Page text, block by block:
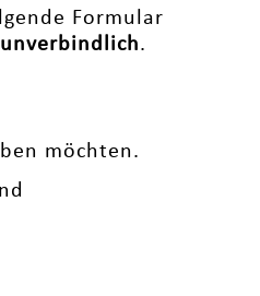
Formular
.
möchten.